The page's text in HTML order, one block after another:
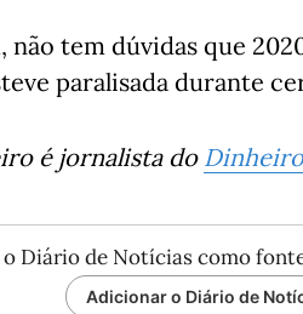
não tem dúvidas que
paralisada durante
é jornalista do
o Diário de Notícias como
Adicionar o Diário de